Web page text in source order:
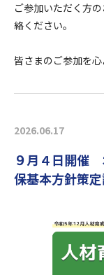
ご参加いただく方
絡ください。
皆さまのご参加を心
2026.06.17
９月４日開催
保基本方針策